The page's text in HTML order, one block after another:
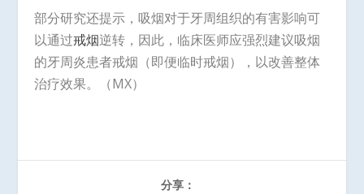
部分研究还提示，吸烟对于牙周组织的有害影响可
以通过戒烟逆转，因此，临床医师应强烈建议吸烟
的牙周炎患者戒烟（即便临时戒烟），以改善整体
治疗效果。（MX）
分享：